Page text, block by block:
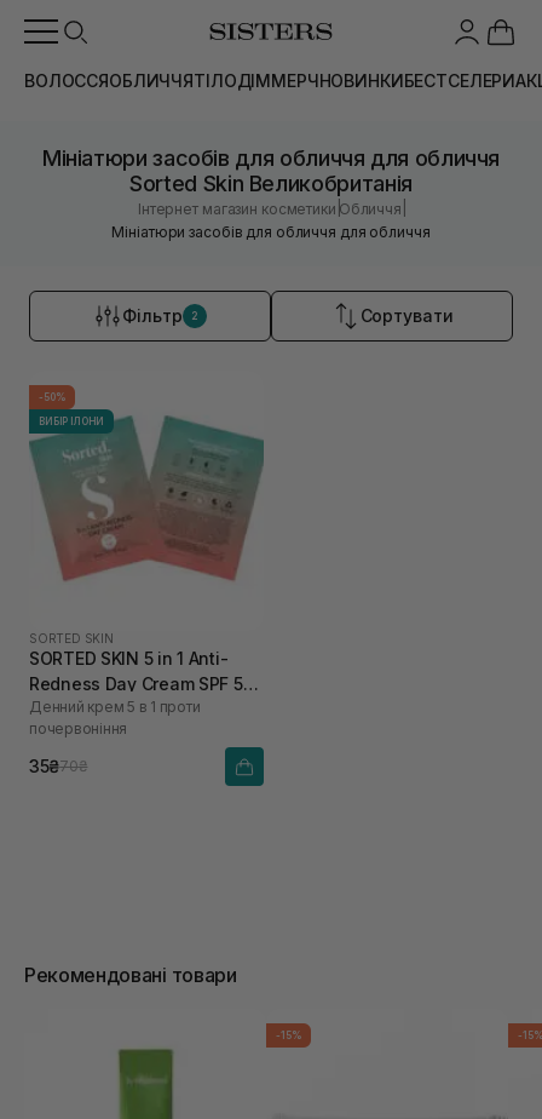
ВОЛОССЯОБЛИЧЧЯТІЛОДІММЕРЧНОВИНКИБЕСТСЕЛЕРИ
Мініатюри засобів для обличчя для обличчя
Sorted Skin Великобританія
Інтернет магазин косметики |Обличчя
Мініатюри засобів для обличчя для обличчя
Фільтр 2 Сортувати
-50%
ВИБІР ІЛОНИ
SORTED SKIN
SORTED SKIN 5 in 1 Anti-
Redness Day Cream SPF 50
2 мл
Денний крем 5 в 1 проти
почервоніння
35₴70₴
Рекомендовані товари
-15% -